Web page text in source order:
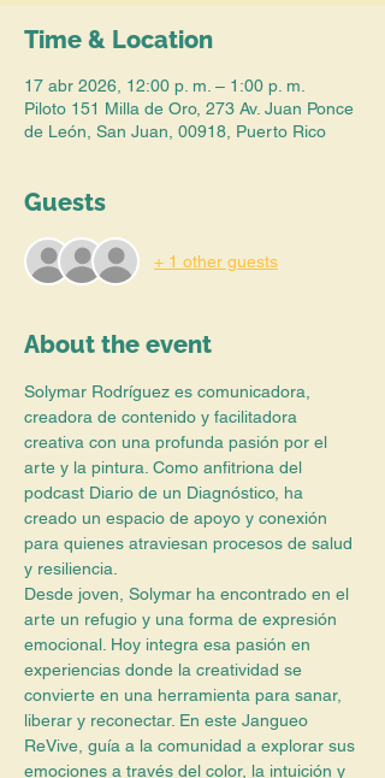
Time & Location
17 abr 2026, 12:00 p. m. – 1:00 p. m.
Piloto 151 Milla de Oro, 273 Av. Juan Ponce
de León, San Juan, 00918, Puerto Rico
Guests
+ 1 other guests
About the event
Solymar Rodríguez es comunicadora,
creadora de contenido y facilitadora
creativa con una profunda pasión por el
arte y la pintura. Como anfitriona del
podcast Diario de un Diagnóstico, ha
creado un espacio de apoyo y conexión
para quienes atraviesan procesos de salud
y resiliencia.
Desde joven, Solymar ha encontrado en el
arte un refugio y una forma de expresión
emocional. Hoy integra esa pasión en
experiencias donde la creatividad se
convierte en una herramienta para sanar,
liberar y reconectar. En este Jangueo
ReVive, guía a la comunidad a explorar sus
emociones a través del color, la intuición y